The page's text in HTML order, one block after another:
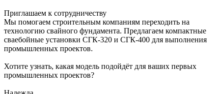
Приглашаем к сотрудничеству
Мы помогаем строительным компаниям переходить на
технологию свайного фундамента. Предлагаем компактные
сваебойные установки СГК-320 и СГК-400 для выполнения
промышленных проектов.
Хотите узнать, какая модель подойдёт для ваших первых
промышленных проектов?